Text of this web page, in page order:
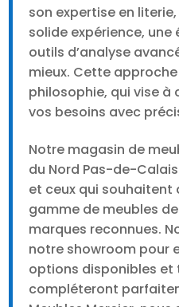
son expertise en
solide expérience,
outils d’analyse
mieux. Cette
philosophie, qui vise
vos besoins avec
Notre magasin de
du Nord Pas-de-
et ceux qui
gamme de meubles
marques reconnues.
notre showroom pour
options disponibles et
compléteront